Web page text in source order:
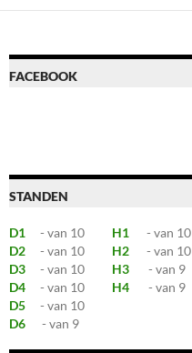
FACEBOOK
STANDEN
D1 - van 10 H1
- van 10
D2
- van 10 H2
- van 10
D3
- van 10 H3
- van 9
D4
- van 10 H4
- van 9
D5
- van 10
D6
- van 9